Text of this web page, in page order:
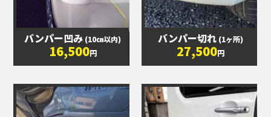
バンパー凹み (10㎝以内)
16,500円
バンパー切れ (1ヶ所)
27,500円